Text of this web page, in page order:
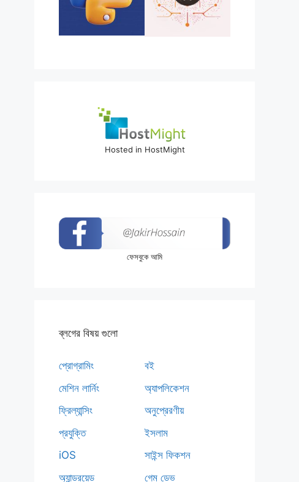
Hosted in HostMight
ফেসবুকে আমি
ব্লগের বিষয় গুলো
প্রোগ্রামিং
মেশিন লার্নিং
ফ্রিল্যান্সিং
প্রযুক্তি
iOS
অ্যান্ড্রয়েড
বই
অ্যাপলিকেশন
অনুপ্রেরণীয়
ইসলাম
সাইন্স ফিকশন
গেম ডেভ